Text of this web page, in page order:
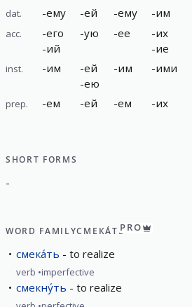
dat. -ему -ей -ему -им
acc. -его
-ий
-ую -ее -их
-ие
inst. -им -ей
-ею
-им -ими
prep. -ем -ей -ем -их
SHORT FORMS
-
WORD FAMILYСМЕКА́ТЬPRO
смека́ть to realize
verb imperfective
смекну́ть to realize